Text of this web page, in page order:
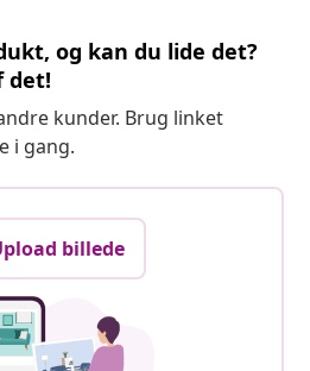
og kan du lide det?
det!
kunder. Brug linket
i gang.
billede